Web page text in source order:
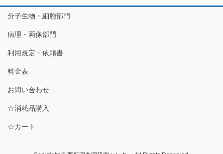
分子生物・細胞部門
病理・画像部門
利用規定・依頼書
料金表
お問い合わせ
☆消耗品購入
☆カート